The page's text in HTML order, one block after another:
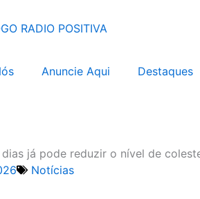
Anuncie Aqui Destaques
já pode reduzir o nível de
Notícias